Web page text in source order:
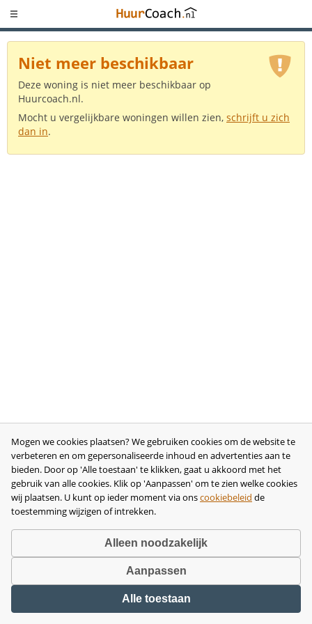
Niet meer beschikbaar
Deze woning is niet meer beschikbaar op
Huurcoach.nl.
Mocht u vergelijkbare woningen willen zien, schrijft u zich
dan in.
disclaimer•privacy- en cookiebeleid
voorwaarden•herroeping•bedrijfsgegevens
Mogen we cookies plaatsen? We gebruiken cookies om de website te
verbeteren en om gepersonaliseerde inhoud en advertenties aan te
bieden. Door op 'Alle toestaan' te klikken, gaat u akkoord met het
gebruik van alle cookies. Klik op 'Aanpassen' om te zien welke cookies
wij plaatsen. U kunt op ieder moment via onscookiebeleid de
toestemming wijzigen of intrekken.
Alleen noodzakelijk
Aanpassen
Alle toestaan